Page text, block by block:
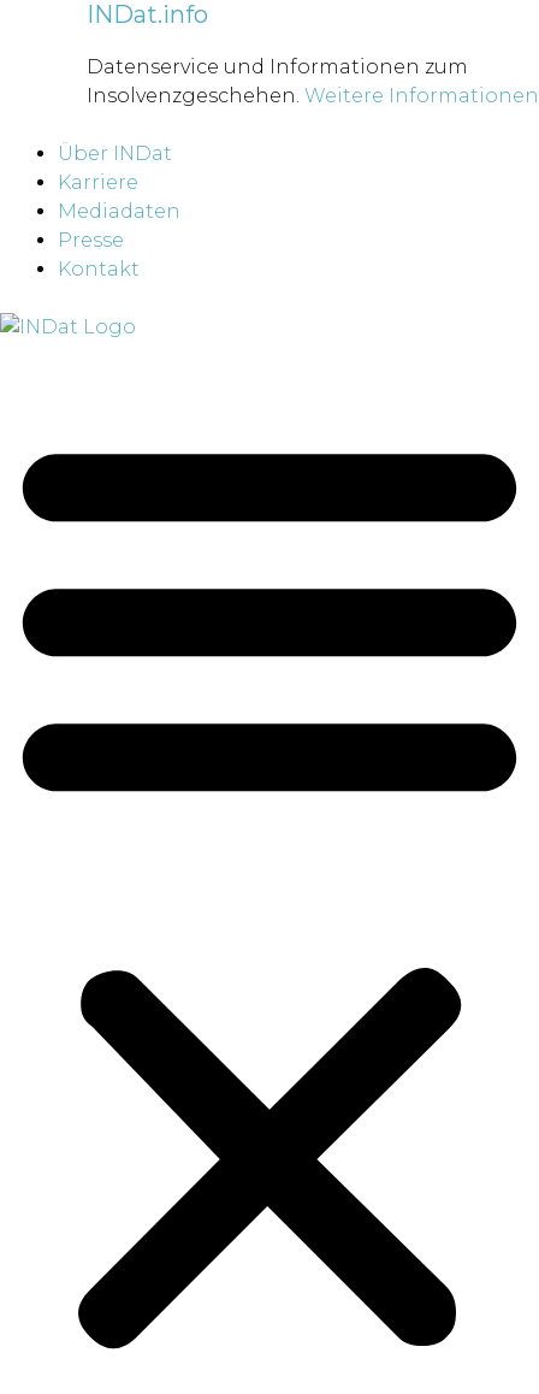
INDat.info
Datenservice und Informationen zum
Insolvenzgeschehen. Weitere Informationen
Über INDat
Karriere
Mediadaten
Presse
Kontakt